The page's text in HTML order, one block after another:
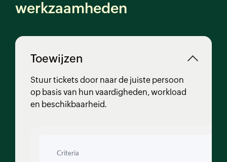
werkzaamheden
Toewijzen
Stuur tickets door naar de juiste persoon
op basis van hun vaardigheden, workload
en beschikbaarheid.